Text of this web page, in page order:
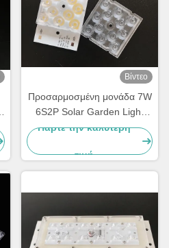
Βίντεο
Προσαρμοσμένη μονάδα 7W
6S2P Solar Garden Light
PCB Board 3030SMD
Πάρτε την καλύτερη
τιμή